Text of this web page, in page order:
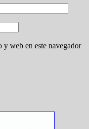
web en este navegador